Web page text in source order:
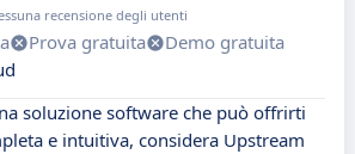
recensione degli utenti
Prova gratuita
Demo gratuita
soluzione software che può offrirti
e intuitiva, considera Upstream